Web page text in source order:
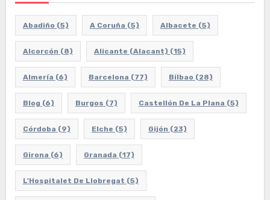
Abadiño (5) A Coruña (5) Albacete (5)
Alcorcón (8) Alicante (Alacant) (15)
Almería (6) Barcelona (77) Bilbao (28)
Blog (6) Burgos (7) Castellón De La Plana (5)
Córdoba (9) Elche (5) Gijón (23)
Girona (6) Granada (17)
L'Hospitalet De Llobregat (5)